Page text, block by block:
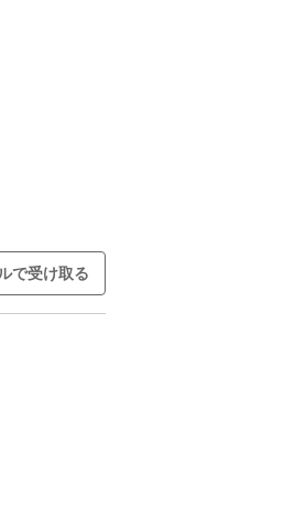
で受け取る